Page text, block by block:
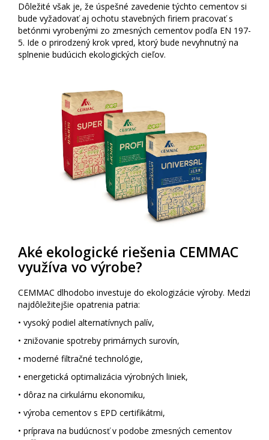
Dôležité však je, že úspešné zavedenie týchto cementov si
bude vyžadovať aj ochotu stavebných firiem pracovať s
betónmi vyrobenými zo zmesných cementov podľa EN 197-
5. Ide o prirodzený krok vpred, ktorý bude nevyhnutný na
splnenie budúcich ekologických cieľov.
Aké ekologické riešenia CEMMAC
využíva vo výrobe?
CEMMAC dlhodobo investuje do ekologizácie výroby. Medzi
najdôležitejšie opatrenia patria:
• vysoký podiel alternatívnych palív,
• znižovanie spotreby primárnych surovín,
• moderné filtračné technológie,
• energetická optimalizácia výrobných liniek,
• dôraz na cirkulárnu ekonomiku,
• výroba cementov s EPD certifikátmi,
• príprava na budúcnosť v podobe zmesných cementov